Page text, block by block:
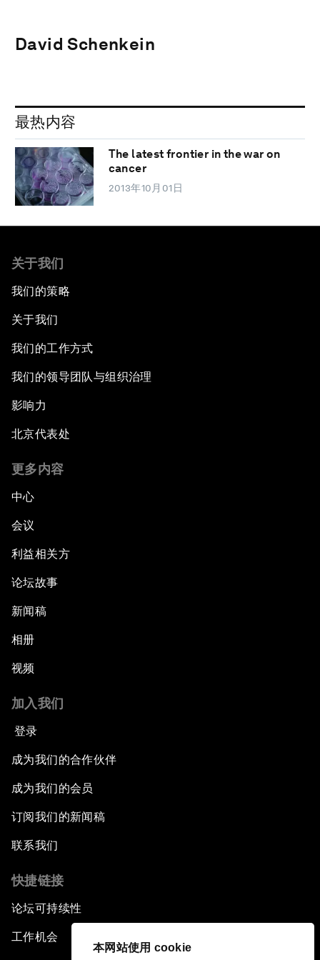
本网站使用 cookie
David Schenkein
最热内容
The latest frontier in the war on
cancer
2013年10月01日
关于我们
我们的策略
关于我们
我们的工作方式
我们的领导团队与组织治理
影响力
北京代表处
更多内容
中心
会议
利益相关方
论坛故事
新闻稿
相册
视频
加入我们
登录
成为我们的合作伙伴
成为我们的会员
订阅我们的新闻稿
联系我们
快捷链接
论坛可持续性
工作机会